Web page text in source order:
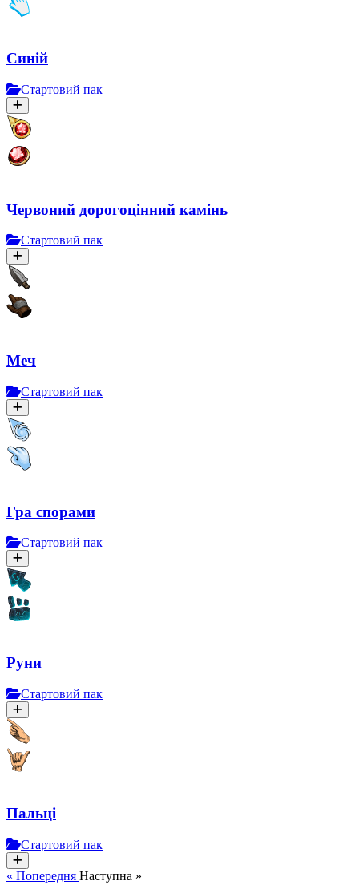
Синій
Стартовий пак
Червоний дорогоцінний камінь
Стартовий пак
Меч
Стартовий пак
Гра спорами
Стартовий пак
Руни
Стартовий пак
Пальці
Стартовий пак
« Попередня Наступна »